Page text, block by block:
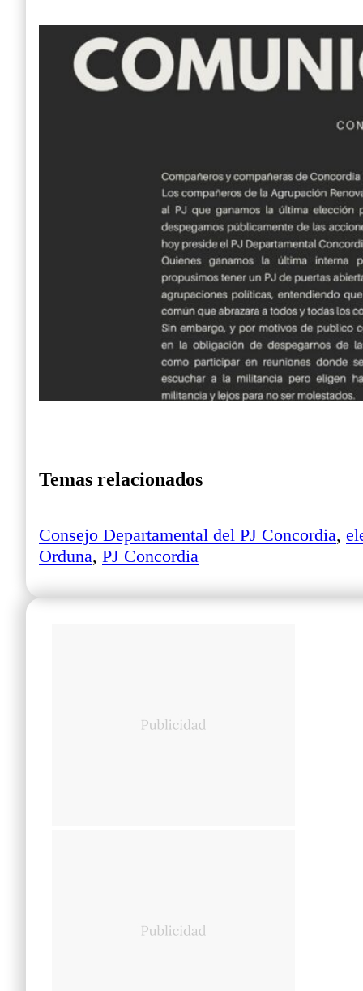
Temas relacionados
Consejo Departamental del PJ Concordia,
Orduna, PJ Concordia